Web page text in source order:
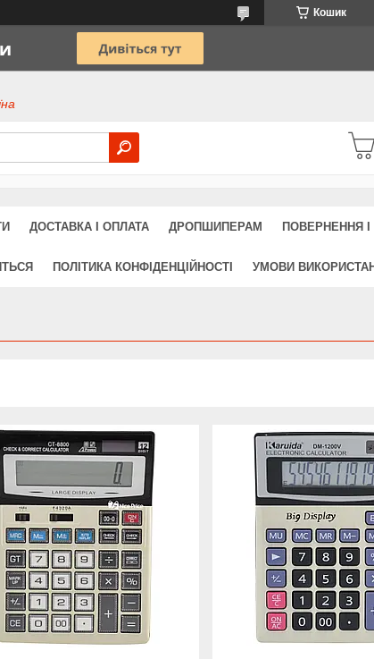
Кошик
ДОСТАВКА І ОПЛАТА ДРОПШИПЕРАМ ПОВЕРНЕННЯ І
ПОЛІТИКА КОНФІДЕНЦІЙНОСТІ УМОВИ